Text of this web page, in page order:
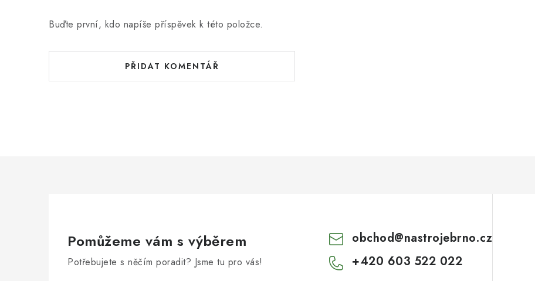
Buďte první, kdo napíše příspěvek k této položce.
PŘIDAT KOMENTÁŘ
Pomůžeme vám s výběrem
Potřebujete s něčím poradit? Jsme tu pro vás!
obchod@nastrojebrno.cz
+420 603 522 022